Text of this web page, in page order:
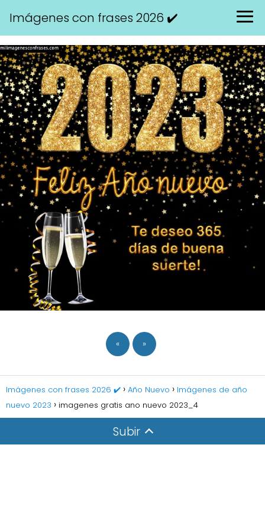
Imágenes con frases 2026 ✔️
« »
Imágenes con frases 2026 ✔️ Año Nuevo
Imágenes de año
nuevo 2023
imagenes gratis ano nuevo 2023_4
Subir